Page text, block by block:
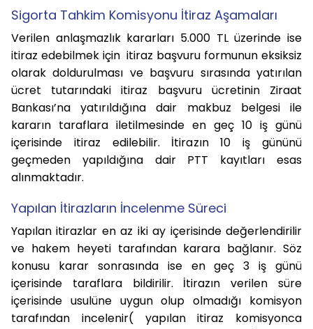
Sigorta Tahkim Komisyonu İtiraz Aşamaları
Verilen anlaşmazlık kararları 5.000 TL üzerinde ise
itiraz edebilmek için itiraz başvuru formunun eksiksiz
olarak doldurulması ve başvuru sırasında yatırılan
ücret tutarındaki itiraz başvuru ücretinin Ziraat
Bankası’na yatırıldığına dair makbuz belgesi ile
kararın taraflara iletilmesinde en geç 10 iş günü
içerisinde itiraz edilebilir. İtirazın 10 iş gününü
geçmeden yapıldığına dair PTT kayıtları esas
alınmaktadır.
Yapılan İtirazların İncelenme Süreci
Yapılan itirazlar en az iki ay içerisinde değerlendirilir
ve hakem heyeti tarafından karara bağlanır. Söz
konusu karar sonrasında ise en geç 3 iş günü
içerisinde taraflara bildirilir. İtirazın verilen süre
içerisinde usulüne uygun olup olmadığı komisyon
tarafından incelenir( yapılan itiraz komisyonca